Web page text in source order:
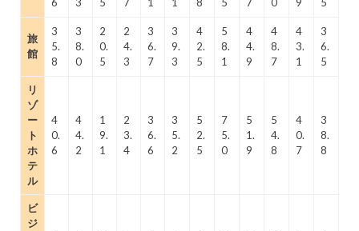
6
3
5
7
1
1
8
5
7
0
9
5
旅
館
3
5.
8
3
8.
0
2
0.
5
2
4.
3
3
6.
7
3
9.
3
4
2.
5
5
8.
1
4
4.
9
4
8.
7
4
3.
1
3
6.
5
リ
ゾ
ー
ト
ホ
テ
ル
4
0.
6
4
4.
2
1
9.
1
2
3.
4
3
6.
6
3
5.
2
5
2.
5
7
5.
0
5
1.
9
5
4.
8
4
0.
7
3
8.
8
ビ
ジ